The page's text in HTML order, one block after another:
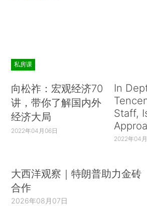
私房课
向松祚：宏观经济70
讲，带你了解国内外
经济大局
2022年04月06日
In
Staff,
2022年04
大西洋观察｜特朗普助力金砖
合作
2026年08月07日